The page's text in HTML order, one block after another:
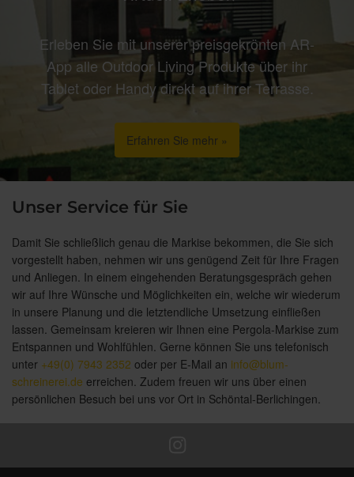
Erleben Sie mit unserer preisgekrönten AR-
App alle Outdoor Living Produkte über ihr
Tablet oder Handy direkt auf ihrer Terrasse.
Erfahren Sie mehr »
Unser Service für Sie
Damit Sie schließlich genau die Markise bekommen, die Sie sich
vorgestellt haben, nehmen wir uns genügend Zeit für Ihre Fragen
und Anliegen. In einem eingehenden Beratungsgespräch gehen
wir auf Ihre Wünsche und Möglichkeiten ein, welche wir wiederum
in unsere Planung und die letztendliche Umsetzung einfließen
lassen. Gemeinsam kreieren wir Ihnen eine Pergola-Markise zum
Entspannen und Wohlfühlen. Gerne können Sie uns telefonisch
unter +49(0) 7943 2352 oder per E-Mail an info@blum-
schreinerei.de erreichen. Zudem freuen wir uns über einen
persönlichen Besuch bei uns vor Ort in Schöntal-Berlichingen.